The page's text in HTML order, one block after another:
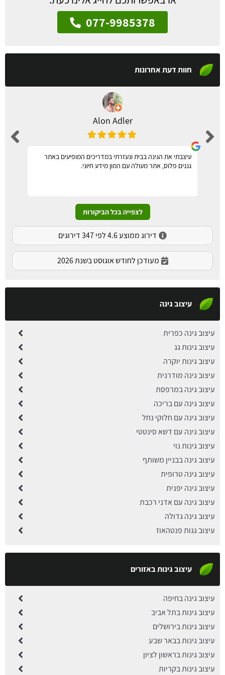
077-9985378
חוות דעת אחרונות
Alon Adler
עיצבתי את הגינה בבית ונעזרתי במדריכים המופיעים באתר
גננים פלוס, אתר מעולה עם המון מידע חיוני.
לצפייה בכל הביקורות
דירוג ממוצע 4.6 לפי 347 דירוגים
מעודכן לחודש אוגוסט בשנת 2026
עיצוב גינה
עיצוב גינה כפרית
עיצוב גינות גג
עיצוב גינות יוקרה
עיצוב גינה מודרנית
עיצוב גינה במרפסת
עיצוב גינה עם בריכה
עיצוב גינה עם חלוקי נחל
עיצוב גינה עם דשא סינטטי
עיצוב גינות נוי
עיצוב גינה בבניין משותף
עיצוב גינה טרופית
עיצוב גינה יפנית
עיצוב גינה עם אדני רכבת
עיצוב גינה גדולה
עיצוב גגות פנטהאוז
עיצוב גינות באזורים
עיצוב גינה בחיפה
עיצוב גינות בתל אביב
עיצוב גינות בירושלים
עיצוב גינות בבאר שבע
עיצוב גינות בראשון לציון
עיצוב גינות בקריות